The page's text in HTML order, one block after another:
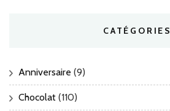
CATÉGORIES
Anniversaire (9)
Chocolat (110)